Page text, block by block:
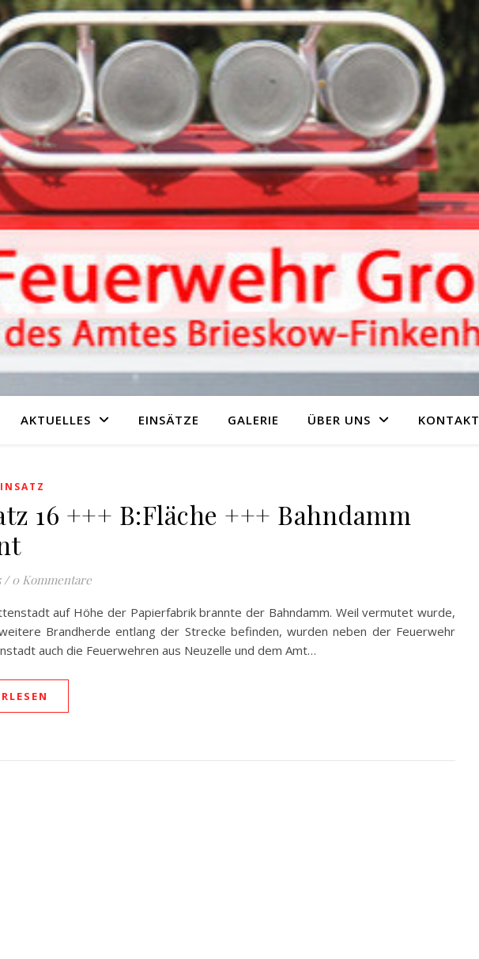
AKTUELLES EINSÄTZE GALERIE ÜBER UNS KONTAKT
16 +++ B:Fläche +++ Bahndamm
/ 0 Kommentare
auf Höhe der Papierfabrik brannte der Bahndamm. Weil vermutet wurde,
Brandherde entlang der Strecke befinden, wurden neben der Feuerwehr
auch die Feuerwehren aus Neuzelle und dem Amt…